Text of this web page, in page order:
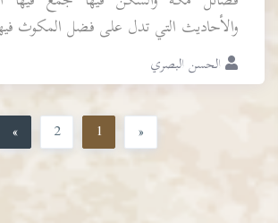
والأحاديث التي تدل على فضل المكوث
الحسن البصري
«
1
2
»